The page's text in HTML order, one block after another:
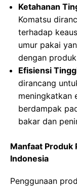
Ketahanan
Komatsu
terhadap
umur pakai
dengan
Efisiensi
dirancang
meningkatkan
berdampak
bakar dan
Manfaat Produk
Indonesia
Penggunaan